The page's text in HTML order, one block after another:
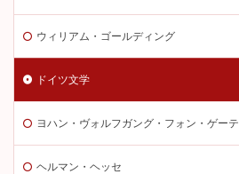
ウィリアム・ゴールディング
ドイツ文学
ヨハン・ヴォルフガング・フォン・ゲーテ
ヘルマン・ヘッセ